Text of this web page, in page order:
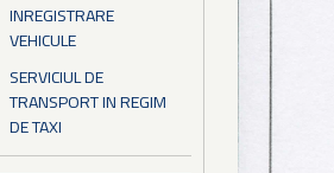
INREGISTRARE
VEHICULE
SERVICIUL DE
TRANSPORT IN REGIM
DE TAXI